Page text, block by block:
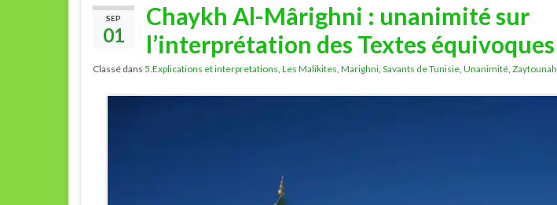
SEP
01
Chaykh Al-Mârighni : unanimité sur
l’interprétation des Textes équivoques
Classé dans 5.Explications et interpretations Les Malikites Marighni Savants de Tunisie Unanimité Zaytounah